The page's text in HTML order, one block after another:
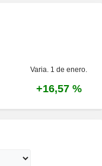
Varia. 1 de enero.
+16,57 %